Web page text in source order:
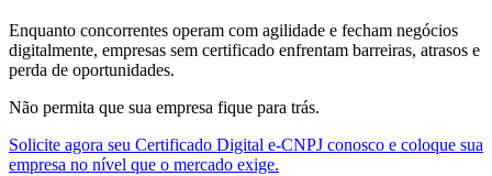
Enquanto concorrentes operam com agilidade e fecham negócios
digitalmente, empresas sem certificado enfrentam barreiras, atrasos e
perda de oportunidades.
Não permita que sua empresa fique para trás.
Solicite agora seu Certificado Digital e-CNPJ conosco e coloque sua
empresa no nível que o mercado exige.